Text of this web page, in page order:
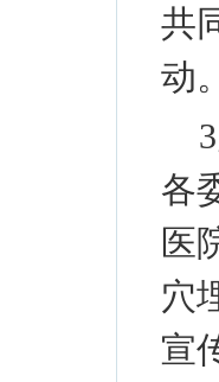
共
动。
各
医
穴
宣